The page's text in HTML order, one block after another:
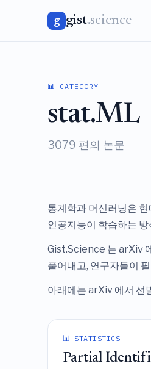
g gist.science
📊 CATEGORY
stat.ML
3079 편의 논문
통계학과 머신러닝은
인공지능이 학습하는
Gist.Science 는 arXiv
풀어내고, 연구자들이
아래에는 arXiv 에서 선
📊 STATISTICS
Partial